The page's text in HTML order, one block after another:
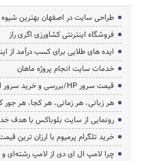
طراحی سایت در اصفهان بهترین شیوه
فروشگاه اینترنتی کشاورزی اگری راز
ایده های طلایی برای کسب درآمد از
خدمات سایت انجام پروژه ماهان
قیمت سرور HP/بررسی و خرید سرور اچ پی
هر زبانی، هر زمانی، هر کجا، هر جور
رونمایی از سایت بلوباکس با هدف
خرید تلگرام پرمیوم با ارزان ترین
چرا لامپ ال ای دی از لامپ